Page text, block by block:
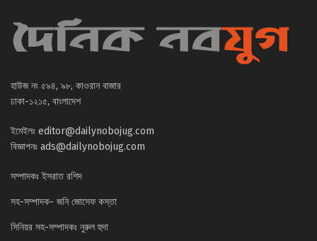
হাউজ নং ৫৯৪, ৯৮, কাওরান বাজার
ঢাকা-১২১৫, বাংলাদেশ
ইমেইলঃ editor@dailynobojug.com
বিজ্ঞাপনঃ ads@dailynobojug.com
সম্পাদকঃ ইসরাত রশিদ
সহ-সম্পাদক- জনি জোসেফ কস্তা
সিনিয়র সহ-সম্পাদকঃ নুরুল হুদা